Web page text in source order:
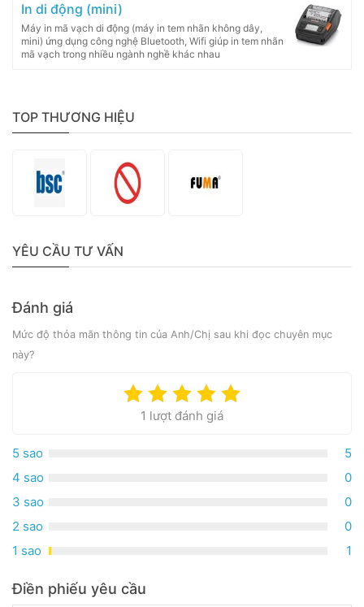
In di động (mini)
Máy in mã vạch di động (máy in tem nhãn không dây,
mini) ứng dụng công nghệ Bluetooth, Wifi giúp in tem nhãn
mã vạch trong nhiều ngành nghề khác nhau
TOP THƯƠNG HIỆU
YÊU CẦU TƯ VẤN
Đánh giá
Mức độ thỏa mãn thông tin của Anh/Chị sau khi đọc chuyên mục
này?
1 lượt đánh giá
5 sao
5
4 sao
0
3 sao
0
2 sao
0
1 sao
1
Điền phiếu yêu cầu